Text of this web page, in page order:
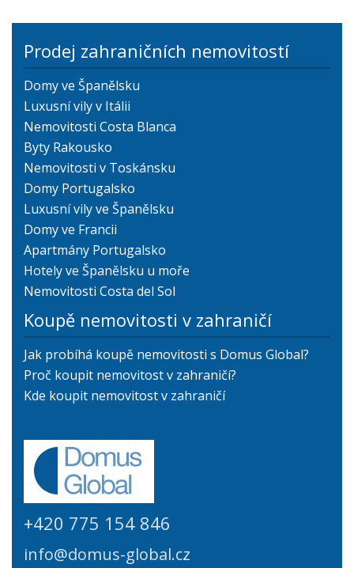
Prodej zahraničních nemovitostí
Domy ve Španělsku
Luxusní vily v Itálii
Nemovitosti Costa Blanca
Byty Rakousko
Nemovitosti v Toskánsku
Domy Portugalsko
Luxusní vily ve Španělsku
Domy ve Francii
Apartmány Portugalsko
Hotely ve Španělsku u moře
Nemovitosti Costa del Sol
Koupě nemovitosti v zahraničí
Jak probíhá koupě nemovitosti s Domus Global?
Proč koupit nemovitost v zahraničí?
Kde koupit nemovitost v zahraničí
+420 775 154 846
info@domus-global.cz